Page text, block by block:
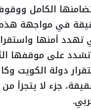
الكامل
في مواجهة هذه
تهدد أمنها
على موقفها
دولة الكويت
جزء لا يتجزأ